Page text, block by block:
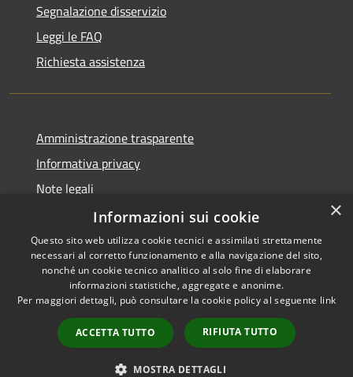
Segnalazione disservizio
Leggi le FAQ
Richiesta assistenza
Amministrazione trasparente
Informativa privacy
Note legali
Dichiarazione di accessibilità
RSS
Accessibilità
Copyright © 2026 • Comune di
byMunicipium
Accesso
redazione
×
Informazioni sui cookie
Questo sito web utilizza cookie tecnici e assimilati strettamente
necessari al corretto funzionamento e alla navigazione del sito,
nonché un cookie tecnico analitico al solo fine di elaborare
informazioni statistiche, aggregate e anonime.
Per maggiori dettagli, può consultare la cookie policy al seguente link
ACCETTA TUTTO RIFIUTA TUTTO
MOSTRA DETTAGLI